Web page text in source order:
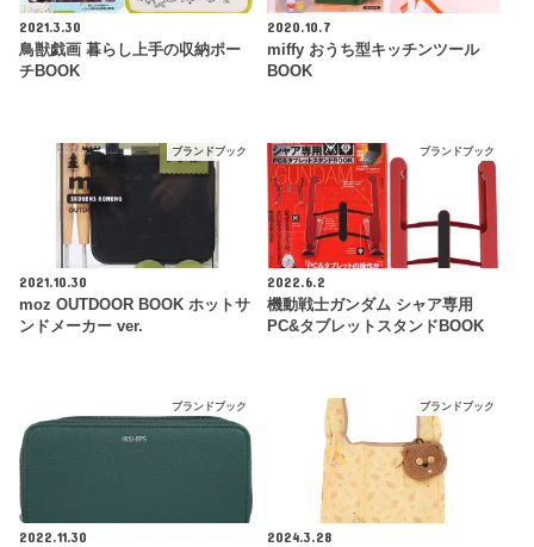
2021.3.30
鳥獣戯画 暮らし上手の収納ポー
チBOOK
2020.10.7
miffy おうち型キッチンツール
BOOK
ブランドブック
2021.10.30
moz OUTDOOR BOOK ホットサ
ンドメーカー ver.
ブランドブック
2022.6.2
機動戦士ガンダム シャア専用
PC&タブレットスタンドBOOK
ブランドブック
2022.11.30
ブランドブック
2024.3.28